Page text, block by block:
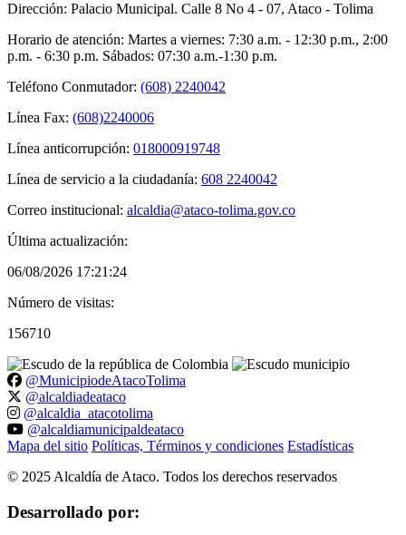
Dirección: Palacio Municipal. Calle 8 No 4 - 07, Ataco - Tolima
Horario de atención: Martes a viernes: 7:30 a.m. - 12:30 p.m., 2:00
p.m. - 6:30 p.m. Sábados: 07:30 a.m.-1:30 p.m.
Teléfono Conmutador: (608) 2240042
Línea Fax: (608)2240006
Línea anticorrupción: 018000919748
Línea de servicio a la ciudadanía: 608 2240042
Correo institucional: alcaldia@ataco-tolima.gov.co
Última actualización:
06/08/2026 17:21:24
Número de visitas:
156710
@MunicipiodeAtacoTolima
@alcaldiadeataco
@alcaldia_atacotolima
@alcaldiamunicipaldeataco
Mapa del sitio Políticas, Términos y condiciones Estadísticas
© 2025 Alcaldía de Ataco. Todos los derechos reservados
Desarrollado por: